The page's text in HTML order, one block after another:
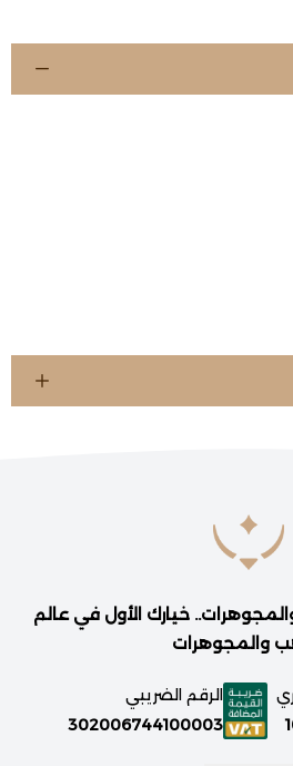
خيارك الأول في عالم
والمجوهرات
الرقم الضريبي
302006744100003